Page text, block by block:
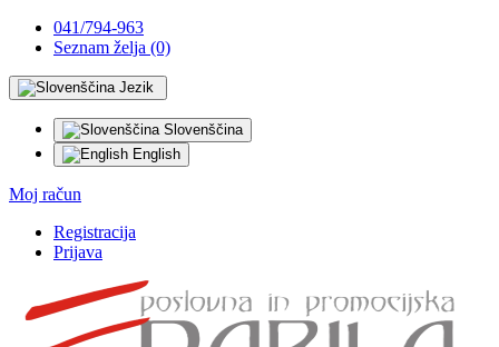
041/794-963
Seznam želja (0)
Jezik
Slovenščina
English
Moj račun
Registracija
Prijava